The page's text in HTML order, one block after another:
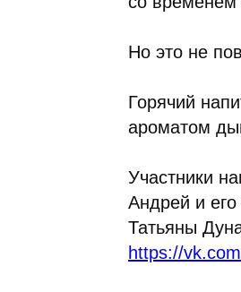
Но это не
Горячий
ароматом
Участники
Андрей и
Татьяны
https://